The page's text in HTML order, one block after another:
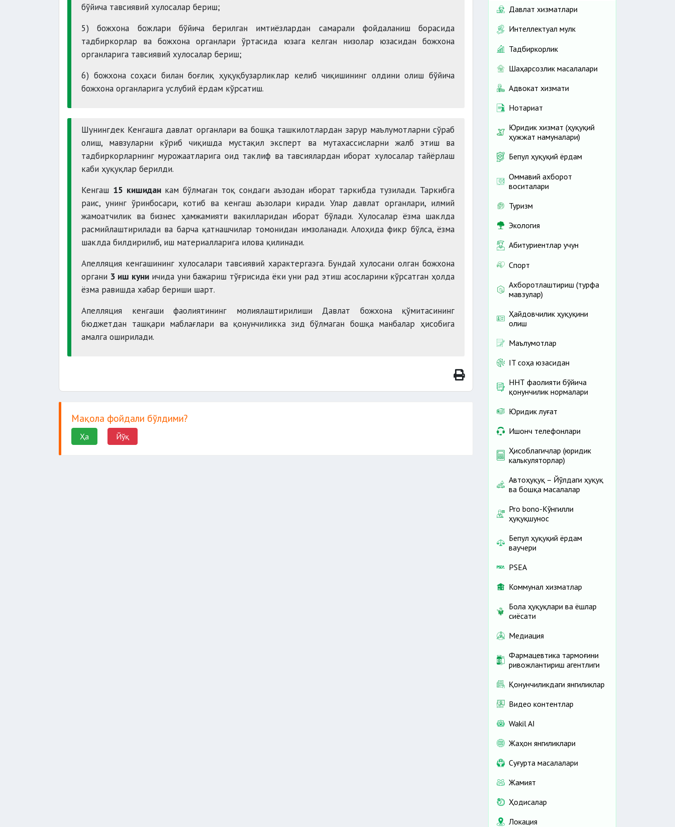
бўйича тавсиявий хулосалар бериш;
5) божхона божлари бўйича берилган имтиёзлардан самарали фойдаланиш борасида
тадбиркорлар ва божхона органлари ўртасида юзага келган низолар юзасидан божхона
органларига тавсиявий хулосалар бериш;
6) божхона соҳаси билан боғлиқ ҳуқуқбузарликлар келиб чиқишининг олдини олиш бўйича
божхона органларига услубий ёрдам кўрсатиш.
Шунингдек Кенгашга давлат органлари ва бошқа ташкилотлардан зарур маълумотларни сўраб
олиш, мавзуларни кўриб чиқишда мустақил эксперт ва мутахассисларни жалб этиш ва
тадбиркорларнинг мурожаатларига оид таклиф ва тавсиялардан иборат хулосалар тайёрлаш
каби ҳуқуқлар берилди.
Кенгаш 15 кишиданкам бўлмаган тоқ сондаги аъзодан иборат таркибда тузилади. Таркибга
раис, унинг ўринбосари, котиб ва кенгаш аъзолари киради. Улар давлат органлари, илмий
жамоатчилик ва бизнес ҳамжамияти вакилларидан иборат бўлади. Хулосалар ёзма шаклда
расмийлаштирилади ва барча қатнашчилар томонидан имзоланади. Алоҳида фикр бўлса, ёзма
шаклда билдирилиб, иш материалларига илова қилинади.
Апелляция кенгашининг хулосалари тавсиявий характергаэга. Бундай хулосани олган божхона
органи 3 иш куни ичида уни бажариш тўғрисида ёки уни рад этиш асосларини кўрсатган ҳолда
ёзма равишда хабар бериши шарт.
Апелляция кенгаши фаолиятининг молиялаштирилиши Давлат божхона қўмитасининг
бюджетдан ташқари маблағлари ва қонунчиликка зид бўлмаган бошқа манбалар ҳисобига
амалга оширилади.
Мақола фойдали бўлдими?
Ҳа Йўқ
Давлат хизматлари
Интеллектуал мулк
Тадбиркорлик
Шаҳарсозлик масалалари
Адвокат хизмати
Нотариат
Юридик хизмат (ҳуқуқий
ҳужжат намуналари)
Бепул ҳуқуқий ёрдам
Оммавий ахборот
воситалари
Туризм
Экология
Абитуриентлар учун
Спорт
Ахборотлаштириш (турфа
мавзулар)
Ҳайдовчилик ҳуқуқини
олиш
Маълумотлар
IT соҳа юзасидан
ННТ фаолияти бўйича
қонунчилик нормалари
Юридик луғат
Ишонч телефонлари
Ҳисоблагичлар (юридик
калькуляторлар)
Автоҳуқуқ – Йўлдаги ҳуқуқ
ва бошқа масалалар
Pro bono-Кўнгилли
ҳуқуқшунос
Бепул ҳуқуқий ёрдам
ваучери
PSEA
Коммунал хизматлар
Бола ҳуқуқлари ва ёшлар
сиёсати
Медиация
Фармацевтика тармоғини
ривожлантириш агентлиги
Қонунчиликдаги янгиликлар
Видео контентлар
Wakil AI
Жаҳон янгиликлари
Cуғурта масалалари
Жамият
Ҳодисалар
Локация